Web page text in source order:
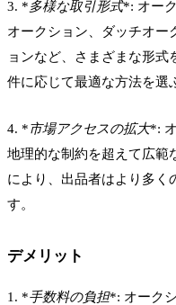
3. *多様な取引形式*: オー
オークション、ダッチオー
ョンなど、さまざまな形式
件に応じて最適な方法を選
4. *市場アクセスの拡大*:
地理的な制約を超えて広範
により、出品者はより多く
す。
デメリット
1. *手数料の負担*: オーク